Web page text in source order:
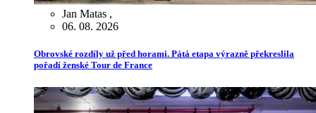
Jan Matas ,
06. 08. 2026
Obrovské rozdíly už před horami. Pátá etapa výrazně překreslila
pořadí ženské Tour de France